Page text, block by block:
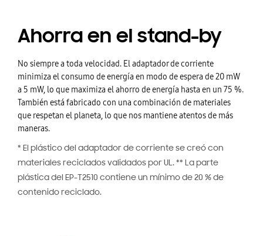
Ahorra en el stand-by
No siempre a toda velocidad. El adaptador de corriente
minimiza el consumo de energía en modo de espera de 20 mW
a 5 mW, lo que maximiza el ahorro de energía hasta en un 75 %.
También está fabricado con una combinación de materiales
que respetan el planeta, lo que nos mantiene atentos de más
maneras.
* El plástico del adaptador de corriente se creó con
materiales reciclados validados por UL. ** La parte
plástica del EP-T2510 contiene un mínimo de 20 % de
contenido reciclado.